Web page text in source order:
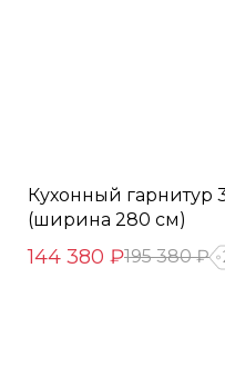
Кухонный гарнитур
(ширина 280 см)
144 380 ₽195 380 ₽